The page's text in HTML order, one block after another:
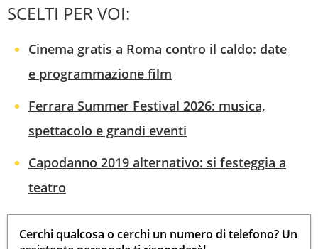
SCELTI PER VOI:
Cinema gratis a Roma contro il caldo: date
e programmazione film
Ferrara Summer Festival 2026: musica,
spettacolo e grandi eventi
Capodanno 2019 alternativo: si festeggia a
teatro
Cerchi qualcosa o cerchi un numero di telefono? Un